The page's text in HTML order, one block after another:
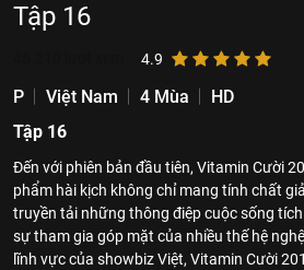
Tập 16
4.9
P Việt Nam 4 Mùa
HD
Tập 16
Đến với phiên bản đầu tiên, Vitamin Cười
phẩm hài kịch không chỉ mang tính chất
truyền tải những thông điệp cuộc sống
sự tham gia góp mặt của nhiều thế hệ
lĩnh vực của showbiz Việt, Vitamin Cười